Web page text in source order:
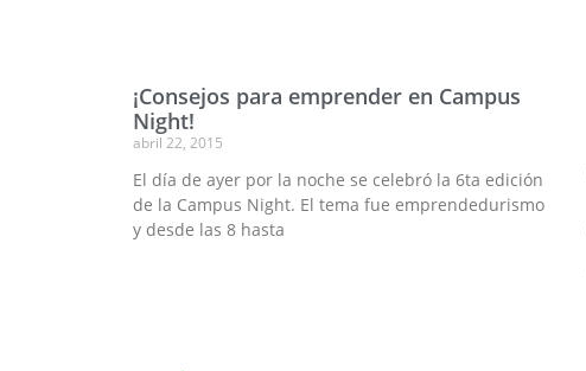
¡Consejos para emprender en Campus
Night!
abril 22, 2015
El día de ayer por la noche se celebró la 6ta edición
de la Campus Night. El tema fue emprendedurismo
y desde las 8 hasta